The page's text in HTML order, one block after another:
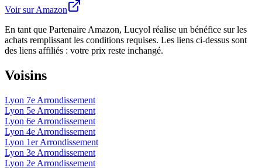
Voir sur Amazon
En tant que Partenaire Amazon, Lucyol réalise un bénéfice sur les
achats remplissant les conditions requises. Les liens ci-dessus sont
des liens affiliés : votre prix reste inchangé.
Voisins
Lyon 7e Arrondissement
Lyon 5e Arrondissement
Lyon 6e Arrondissement
Lyon 4e Arrondissement
Lyon 1er Arrondissement
Lyon 3e Arrondissement
Lyon 2e Arrondissement